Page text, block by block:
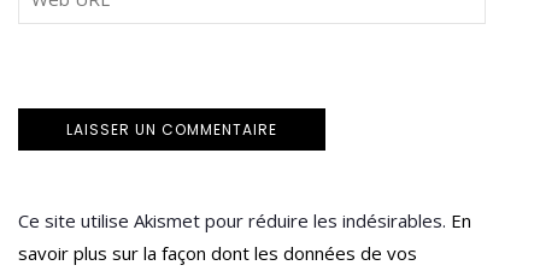
Ce site utilise Akismet pour réduire les indésirables. En
savoir plus sur la façon dont les données de vos